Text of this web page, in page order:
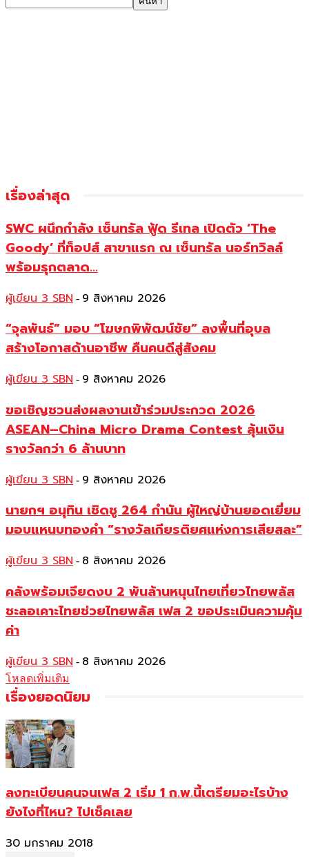
เรื่องล่าสุด
SWC ผนึกกำลัง เซ็นทรัล ฟู้ด รีเทล เปิดตัว ‘The
Goody’ ที่ท็อปส์ สาขาแรก ณ เซ็นทรัล นอร์ทวิลล์
พร้อมรุกตลาด...
ผู้เขียน 3 SBN - 9 สิงหาคม 2026
“จุลพันธ์” มอบ “โฆษกพิพัฒน์ชัย” ลงพื้นที่อุบล
สร้างโอกาสด้านอาชีพ คืนคนดีสู่สังคม
ผู้เขียน 3 SBN - 9 สิงหาคม 2026
ขอเชิญชวนส่งผลงานเข้าร่วมประกวด 2026
ASEAN–China Micro Drama Contest ลุ้นเงิน
รางวัลกว่า 6 ล้านบาท
ผู้เขียน 3 SBN - 9 สิงหาคม 2026
นายกฯ อนุทิน เชิดชู 264 กำนัน ผู้ใหญ่บ้านยอดเยี่ยม
มอบแหนบทองคำ “รางวัลเกียรติยศแห่งการเสียสละ”
ผู้เขียน 3 SBN - 8 สิงหาคม 2026
คลังพร้อมเจียดงบ 2 พันล้านหนุนไทยเที่ยวไทยพลัส
ชะลอเคาะไทยช่วยไทยพลัส เฟส 2 ขอประเมินความคุ้ม
ค่า
ผู้เขียน 3 SBN - 8 สิงหาคม 2026
โหลดเพิ่มเติม
เรื่องยอดนิยม
ลงทะเบียนคนจนเฟส 2 เริ่ม 1 ก.พ.นี้เตรียมอะไรบ้าง
ยังไงที่ไหน? ไปเช็คเลย
30 มกราคม 2018